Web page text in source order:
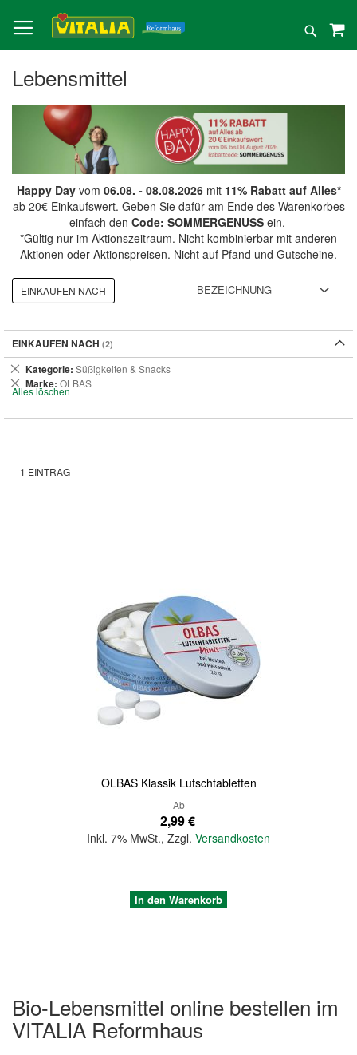
zum
Inhalt
Suche
Lebensmittel
Happy Dayvom 06.08. - 08.08.2026mit 11% Rabatt auf Alles*
ab 20€ Einkaufswert. Geben Sie dafür am Ende des Warenkorbes
einfach den Code: SOMMERGENUSSein.
*Gültig nur im Aktionszeitraum. Nicht kombinierbar mit anderen
Aktionen oder Aktionspreisen. Nicht auf Pfand und Gutscheine.
1 EINTRAG
OLBAS Klassik Lutschtabletten
Ab
2,99 €
Inkl. 7% MwSt., Zzgl. Versandkosten
In den Warenkorb
Bio-Lebensmittel online bestellen im
VITALIA Reformhaus
EINKAUFEN NACH
EINKAUFEN NACH
Kategorie Süßigkeiten & Snacks
Dies
entfernen
Marke OLBAS
Dies
entfernen
Alles löschen